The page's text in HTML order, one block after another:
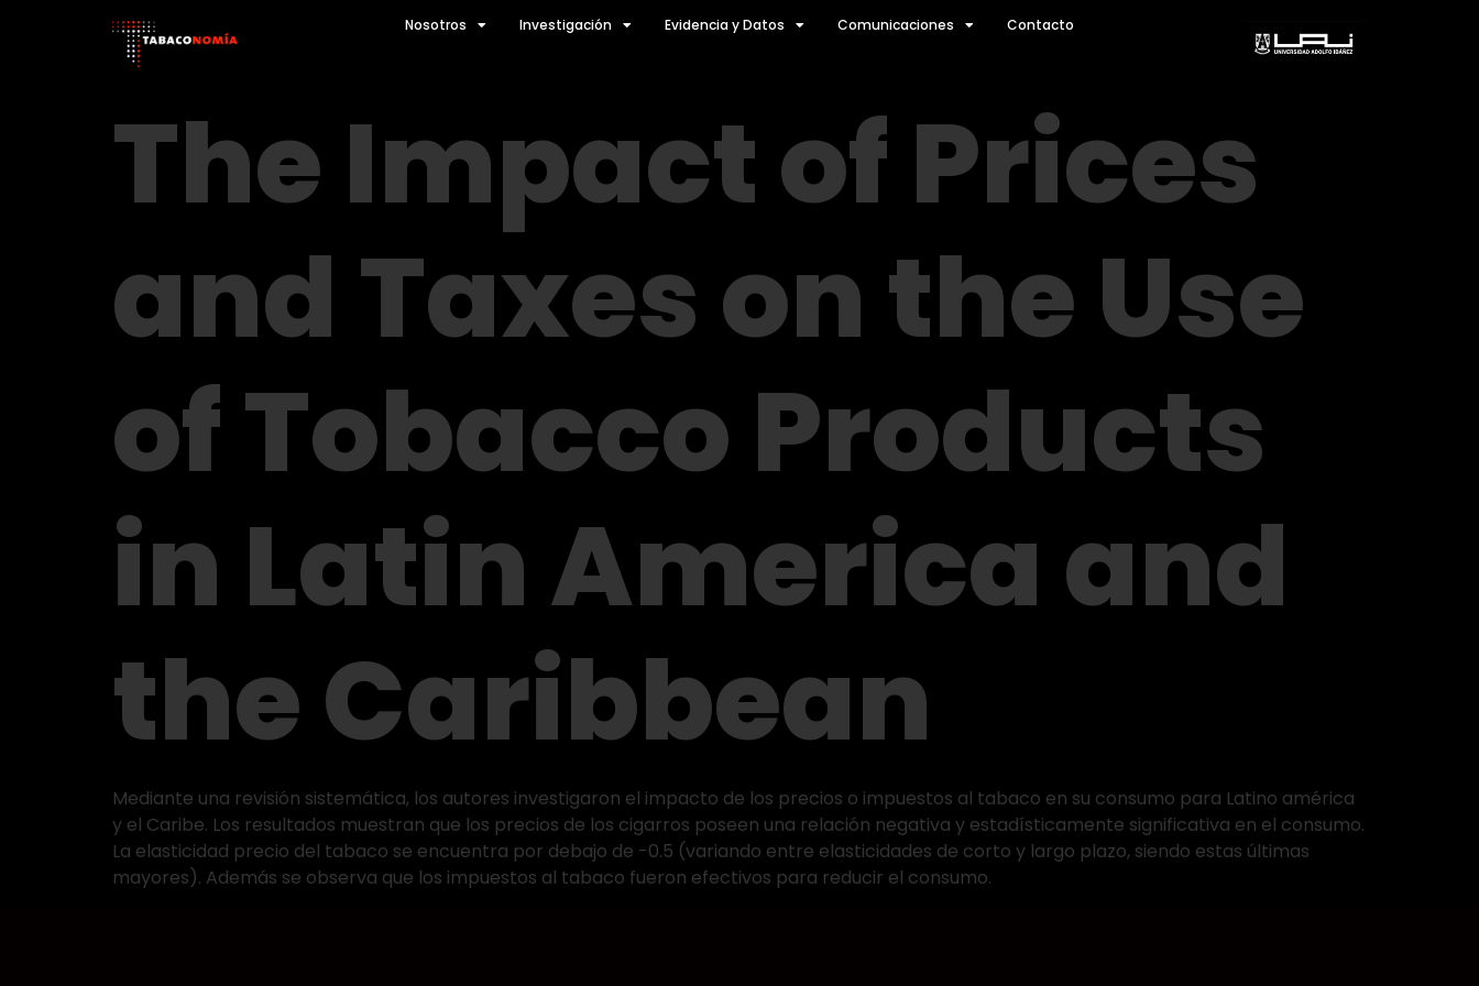
Nosotros Investigación Evidencia y Datos Comunicaciones Contacto
The Impact of Prices
and Taxes on the Use
of Tobacco Products
in Latin America and
the Caribbean
Mediante una revisión sistemática, los autores investigaron el impacto de los precios o impuestos al tabaco en su consumo para Latino américa
y el Caribe. Los resultados muestran que los precios de los cigarros poseen una relación negativa y estadísticamente significativa en el consumo.
La elasticidad precio del tabaco se encuentra por debajo de -0.5 (variando entre elasticidades de corto y largo plazo, siendo estas últimas
mayores). Además se observa que los impuestos al tabaco fueron efectivos para reducir el consumo.